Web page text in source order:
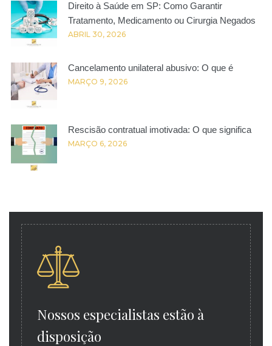
Direito à Saúde em SP: Como Garantir
Tratamento, Medicamento ou Cirurgia Negados
ABRIL 30, 2026
Cancelamento unilateral abusivo: O que é
MARÇO 9, 2026
Rescisão contratual imotivada: O que significa
MARÇO 6, 2026
Nossos especialistas estão à
disposição